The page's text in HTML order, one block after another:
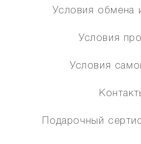
Условия обмена
Условия
Условия
Подарочный